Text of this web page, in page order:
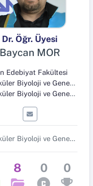
Dr. Öğr. Üyesi
Baycan MOR
Edebiyat Fakültesi
Biyoloji ve Genetik Bölümü
Biyoloji ve Genetik Anabilim Dalı
Moleküler Biyoloji ve Genetik Başkan Yardımcısı-2
8 0 0